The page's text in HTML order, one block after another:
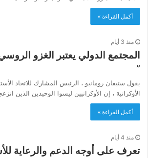
أكمل القراءة »
منذ 3 أيام
المجتمع الدولي يعتبر الغزو
”
يقول ستيفان رومانيو ، الرئيس المشارك للاتحاد
الأوكرانية ، إن الأوكرانيين ليسوا الوحيدين الذين
أكمل القراءة »
منذ 4 أيام
تعرف على أوجه الدعم والرعاية